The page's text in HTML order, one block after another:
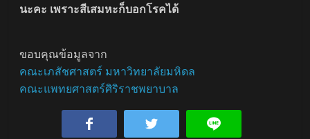
นะคะ เพราะสีเสมหะก็บอกโรคได้
ขอบคุณข้อมูลจาก
คณะเภสัชศาสตร์ มหาวิทยาลัยมหิดล
คณะแพทยศาสตร์ศิริราชพยาบาล